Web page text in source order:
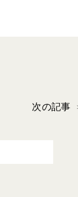
次の記事